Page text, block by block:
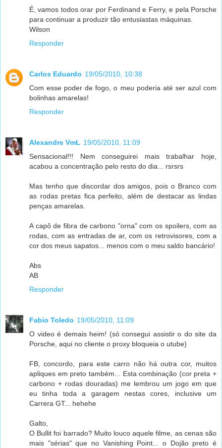
É, vamos todos orar por Ferdinand e Ferry, e pela Porsche
para continuar a produzir tão entusiastas máquinas.
Wilson
Responder
Carlos Eduardo 19/05/2010, 10:38
Com esse poder de fogo, o meu poderia até ser azul com
bolinhas amarelas!
Responder
Alexandre VmL 19/05/2010, 11:09
Sensacional!!! Nem conseguirei mais trabalhar hoje,
acabou a concentração pelo resto do dia... rsrsrs
Mas tenho que discordar dos amigos, pois o Branco com
as rodas pretas fica perfeito, além de destacar as lindas
penças amarelas.
A capô de fibra de carbono "orna" com os spoilers, com as
rodas, com as entradas de ar, com os retrovisores, com a
cor dos meus sapatos... menos com o meu saldo bancário!
Abs
AB
Responder
Fabio Toledo 19/05/2010, 11:09
O video é demais heim! (só consegui assistir o do site da
Porsche, aqui no cliente o proxy bloqueia o utube)
FB, concordo, para este carro não há outra cor, muitos
apliques em preto também... Esta combinação (cor preta +
carbono + rodas douradas) me lembrou um jogo em que
eu tinha toda a garagem nestas cores, inclusive um
Carrera GT... hehehe
Galto,
O Bullit foi barrado? Muito louco aquele filme, as cenas são
mais "sérias" que no Vanishing Point... o Dojão preto é